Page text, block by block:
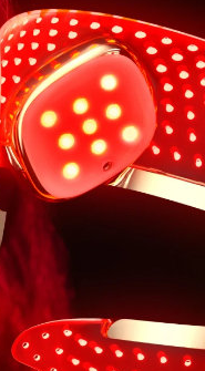
登录
用户信息
我的设备
我的订单
Español
Português
Русский
繁體中文